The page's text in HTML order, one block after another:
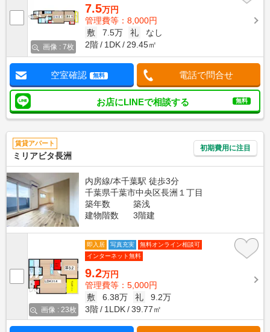
画像 : 7枚
7.5万円
管理費等：8,000円
敷
7.5万 礼
なし
2階
1DK 29.45㎡
空室確認 無料 電話で問合せ
お店にLINEで相談する 無料
賃貸アパート
ミリアビタ長洲
初期費用に注目
内房線/本千葉駅 徒歩3分
千葉県千葉市中央区長洲１丁目
築年数
築浅
建物階数
3階建
画像 : 23枚
即入居 写真充実
無料オンライン相談可
インターネット無料
9.2万円
管理費等：5,000円
敷
6.38万 礼
9.2万
3階
1LDK 39.77㎡